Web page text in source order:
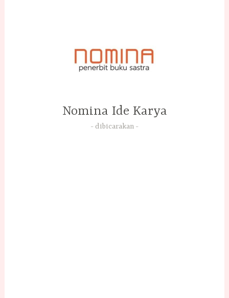
Nomina Ide Karya
dibicarakan